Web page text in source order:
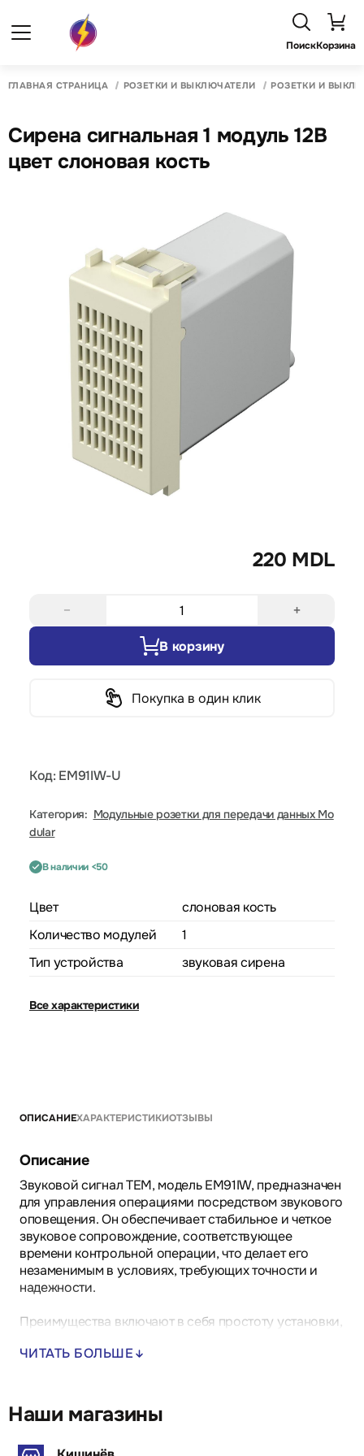
ПоискКорзина
ГЛАВНАЯ СТРАНИЦА РОЗЕТКИ И ВЫКЛЮЧАТЕЛИ РОЗЕТКИ И
Сирена сигнальная 1 модуль 12В
цвет слоновая кость
220 MDL
− +
В корзину
Покупка в один клик
Код: EM91IW-U
Категория: Модульные розетки для передачи данных Mo
dular
В наличии <50
Цвет
слоновая кость
Количество модулей
1
Тип устройства
звуковая сирена
Все характеристики
ОПИСАНИЕХАРАКТЕРИСТИКИОТЗЫВЫ
Описание
Звуковой сигнал TEM, модель EM91IW, предназначен
для управления операциями посредством звукового
оповещения. Он обеспечивает стабильное и четкое
звуковое сопровождение, соответствующее
времени контрольной операции, что делает его
незаменимым в условиях, требующих точности и
надежности.
Преимущества включают в себя простоту установки,
долговечность конструкции, обеспечивающую
устройства гарантирует его бесперебойную работу
в течение всего срока службы.
ЧИТАТЬ БОЛЬШЕ
Наши магазины